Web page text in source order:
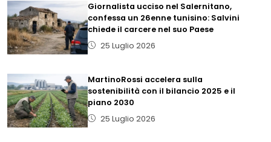
Giornalista ucciso nel Salernitano,
confessa un 26enne tunisino: Salvini
chiede il carcere nel suo Paese
25 Luglio 2026
MartinoRossi accelera sulla
sostenibilità con il bilancio 2025 e il
piano 2030
25 Luglio 2026